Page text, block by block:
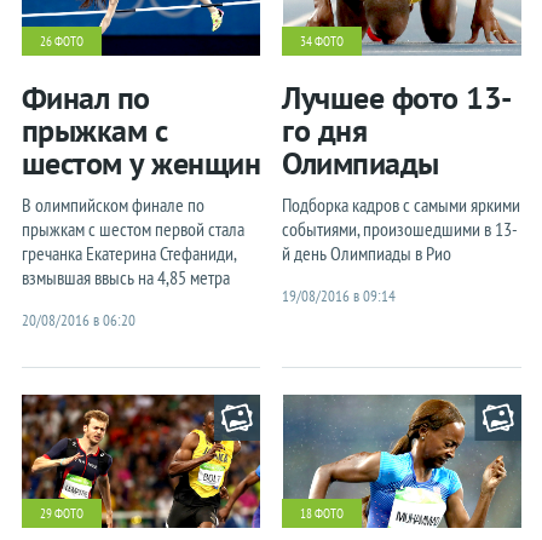
26 ФОТО
Финал по
прыжкам с
шестом у женщин
В олимпийском финале по
прыжкам с шестом первой стала
гречанка Екатерина Стефаниди,
взмывшая ввысь на 4,85 метра
20/08/2016 в 06:20
34 ФОТО
Лучшее фото 13-
го дня
Олимпиады
Подборка кадров с самыми яркими
событиями, произошедшими в 13-
й день Олимпиады в Рио
19/08/2016 в 09:14
29 ФОТО 18 ФОТО